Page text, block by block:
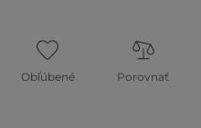
Obľúbené Porovnať